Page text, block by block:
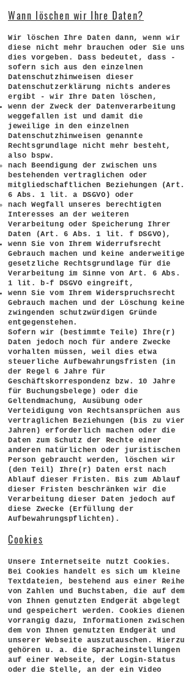
Wann löschen wir Ihre Daten?
Wir löschen Ihre Daten dann, wenn wir
diese nicht mehr brauchen oder Sie uns
dies vorgeben. Dass bedeutet, dass -
sofern sich aus den einzelnen
Datenschutzhinweisen dieser
Datenschutzerklärung nichts anderes
ergibt - wir Ihre Daten löschen,
wenn der Zweck der Datenverarbeitung
weggefallen ist und damit die
jeweilige in den einzelnen
Datenschutzhinweisen genannte
Rechtsgrundlage nicht mehr besteht,
also bspw.
nach Beendigung der zwischen uns
bestehenden vertraglichen oder
mitgliedschaftlichen Beziehungen (Art.
6 Abs. 1 lit. a DSGVO) oder
nach Wegfall unseres berechtigten
Interesses an der weiteren
Verarbeitung oder Speicherung Ihrer
Daten (Art. 6 Abs. 1 lit. f DSGVO),
wenn Sie von Ihrem Widerrufsrecht
Gebrauch machen und keine anderweitige
gesetzliche Rechtsgrundlage für die
Verarbeitung im Sinne von Art. 6 Abs.
1 lit. b-f DSGVO eingreift,
wenn Sie vom Ihrem Widerspruchsrecht
Gebrauch machen und der Löschung keine
zwingenden schutzwürdigen Gründe
entgegenstehen.
Sofern wir (bestimmte Teile) Ihre(r)
Daten jedoch noch für andere Zwecke
vorhalten müssen, weil dies etwa
steuerliche Aufbewahrungsfristen (in
der Regel 6 Jahre für
Geschäftskorrespondenz bzw. 10 Jahre
für Buchungsbelege) oder die
Geltendmachung, Ausübung oder
Verteidigung von Rechtsansprüchen aus
vertraglichen Beziehungen (bis zu vier
Jahren) erforderlich machen oder die
Daten zum Schutz der Rechte einer
anderen natürlichen oder juristischen
Person gebraucht werden, löschen wir
(den Teil) Ihre(r) Daten erst nach
Ablauf dieser Fristen. Bis zum Ablauf
dieser Fristen beschränken wir die
Verarbeitung dieser Daten jedoch auf
diese Zwecke (Erfüllung der
Aufbewahrungspflichten).
Cookies
Unsere Internetseite nutzt Cookies.
Bei Cookies handelt es sich um kleine
Textdateien, bestehend aus einer Reihe
von Zahlen und Buchstaben, die auf dem
von Ihnen genutzten Endgerät abgelegt
und gespeichert werden. Cookies dienen
vorrangig dazu, Informationen zwischen
dem von Ihnen genutzten Endgerät und
unserer Webseite auszutauschen. Hierzu
gehören u. a. die Spracheinstellungen
auf einer Webseite, der Login-Status
oder die Stelle, an der ein Video